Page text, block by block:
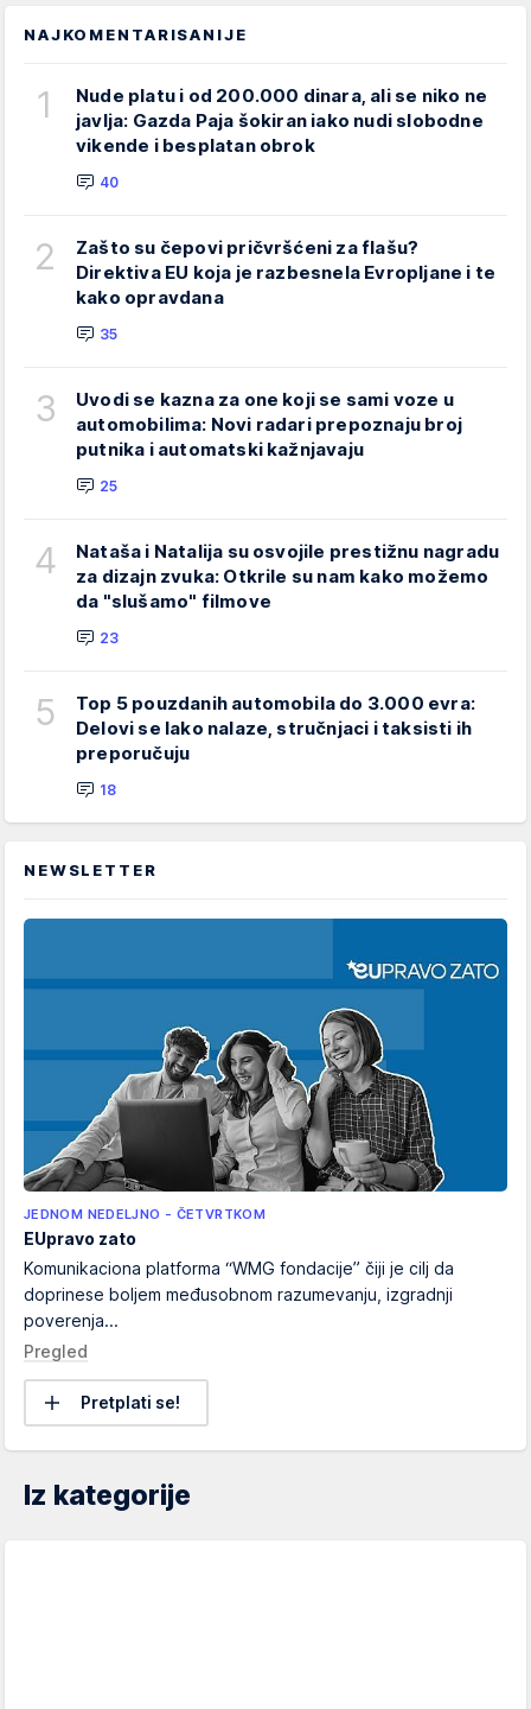
NAJKOMENTARISANIJE
1
Nude platu i od 200.000 dinara, ali se niko ne
javlja: Gazda Paja šokiran iako nudi slobodne
vikende i besplatan obrok
40
2
Zašto su čepovi pričvršćeni za flašu?
Direktiva EU koja je razbesnela Evropljane i te
kako opravdana
35
3
Uvodi se kazna za one koji se sami voze u
automobilima: Novi radari prepoznaju broj
putnika i automatski kažnjavaju
25
4
Nataša i Natalija su osvojile prestižnu nagradu
za dizajn zvuka: Otkrile su nam kako možemo
da "slušamo" filmove
23
5
Top 5 pouzdanih automobila do 3.000 evra:
Delovi se lako nalaze, stručnjaci i taksisti ih
preporučuju
18
NEWSLETTER
JEDNOM NEDELJNO - ČETVRTKOM
EUpravo zato
Komunikaciona platforma “WMG fondacije” čiji je cilj da
doprinese boljem međusobnom razumevanju, izgradnji
poverenja...
Pregled
Pretplati se!
Iz kategorije